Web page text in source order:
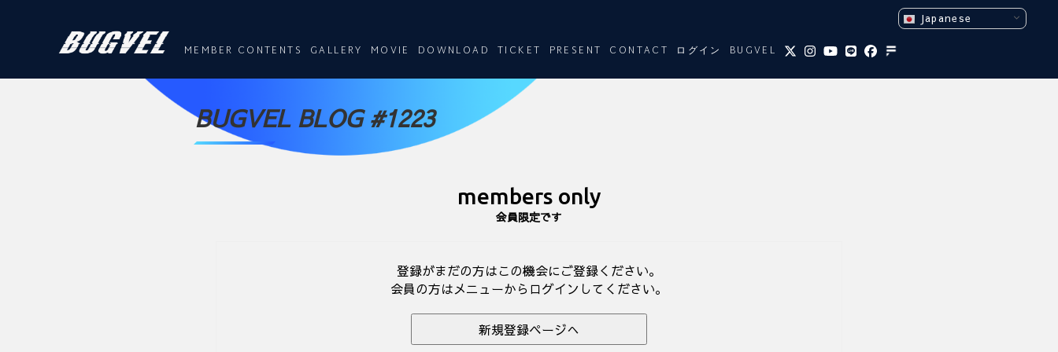
MEMBER CONTENTS GALLERY MOVIE DOWNLOAD TICKET PRESENT CONTACT ログイン BUGVEL
BUGVEL BLOG #1223
members only
会員限定です
登録がまだの方はこの機会にご登録ください。
会員の方はメニューからログインしてください。
新規登録ページへ
Japanese